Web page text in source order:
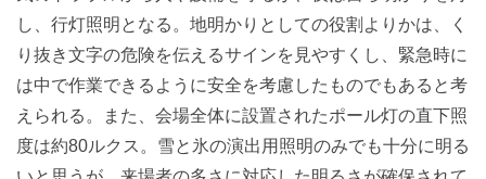
し、行灯照明となる。地明かりとしての役割よりかは、く
り抜き文字の危険を伝えるサインを見やすくし、緊急時に
は中で作業できるように安全を考慮したものでもあると考
えられる。また、会場全体に設置されたポール灯の直下照
度は約80ルクス。雪と氷の演出用照明のみでも十分に明る